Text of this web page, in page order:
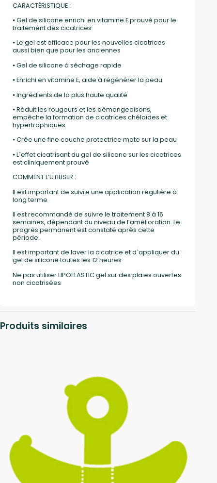
CARACTÉRISTIQUE :
⦁ Gel de silicone enrichi en vitamine E prouvé pour le
traitement des cicatrices
⦁ Le gel est efficace pour les nouvelles cicatrices
aussi bien que pour les anciennes
⦁ Gel de silicone à séchage rapide
⦁ Enrichi en vitamine E, aide à régénérer la peau
⦁ Ingrédients de la plus haute qualité
⦁ Réduit les rougeurs et les démangeaisons,
empêche la formation de cicatrices chéloïdes et
hypertrophiques
⦁ Crée une fine couche protectrice mate sur la peau
⦁ L`effet cicatrisant du gel de silicone sur les cicatrices
est cliniquement prouvé
COMMENT L’UTILISER :
Il est important de suivre une application régulière à
long terme
Il est recommandé de suivre le traitement 8 à 16
semaines, dépendant du niveau de l’amélioration. Le
progrès permanent est constaté après cette
période.
Il est important de laver la cicatrice et d`appliquer du
gel de silicone toutes les 12 heures
Ne pas utiliser LIPOELASTIC gel sur des plaies ouvertes
non cicatrisées
Produits similaires